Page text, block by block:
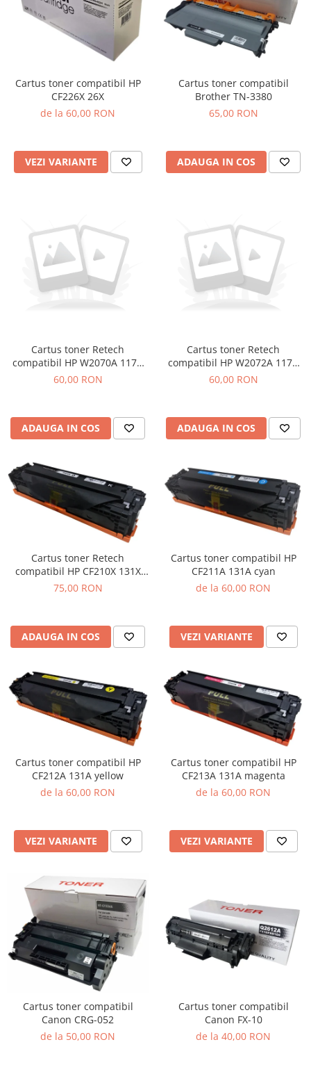
Cartus toner compatibil HP
CF226X 26X
de la 60,00 RON
VEZI VARIANTE
Cartus toner compatibil
Brother TN-3380
65,00 RON
ADAUGA IN COS
Cartus toner Retech
compatibil HP W2070A 117A
black
60,00 RON
ADAUGA IN COS
Cartus toner Retech
compatibil HP W2072A 117A
yellow
60,00 RON
ADAUGA IN COS
Cartus toner Retech
compatibil HP CF210X 131X
black
75,00 RON
ADAUGA IN COS
Cartus toner compatibil HP
CF211A 131A cyan
de la 60,00 RON
VEZI VARIANTE
Cartus toner compatibil HP
CF212A 131A yellow
de la 60,00 RON
VEZI VARIANTE
Cartus toner compatibil HP
CF213A 131A magenta
de la 60,00 RON
VEZI VARIANTE
Cartus toner compatibil
Canon CRG-052
de la 50,00 RON
Cartus toner compatibil
Canon FX-10
de la 40,00 RON